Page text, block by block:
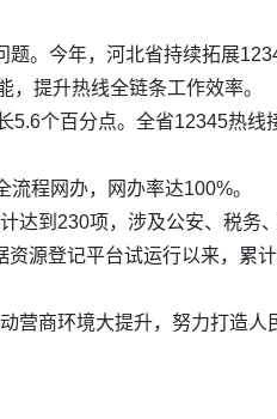
。今年，河北省持续拓展
，提升热线全链条工作效率。
个百分点。全省12345热线
程网办，网办率达100%。
达到230项，涉及公安、税务
源登记平台试运行以来，累
营商环境大提升，努力打造人